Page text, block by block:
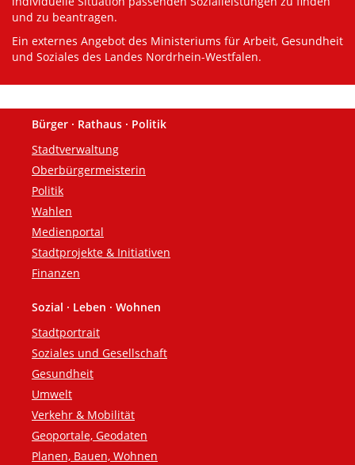
und zu beantragen.
Ein externes Angebot des Ministeriums für Arbeit, Gesundheit
und Soziales des Landes Nordrhein-Westfalen.
Fußzeile
Bürger · Rathaus · Politik
Stadtverwaltung
Oberbürgermeisterin
Politik
Wahlen
Medienportal
Stadtprojekte & Initiativen
Finanzen
Sozial · Leben · Wohnen
Stadtportrait
Soziales und Gesellschaft
Gesundheit
Umwelt
Verkehr & Mobilität
Geoportale, Geodaten
Planen, Bauen, Wohnen